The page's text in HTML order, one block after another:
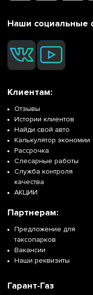
Наши социальные
Клиентам:
Отзывы
Истории клиентов
Найди свой авто
Калькулятор экономии
Рассрочка
Слесарные работы
Служба контроля
качества
АКЦИИ
Партнерам:
Предложение для
таксопарков
Вакансии
Наши реквизиты
Гарант-Газ